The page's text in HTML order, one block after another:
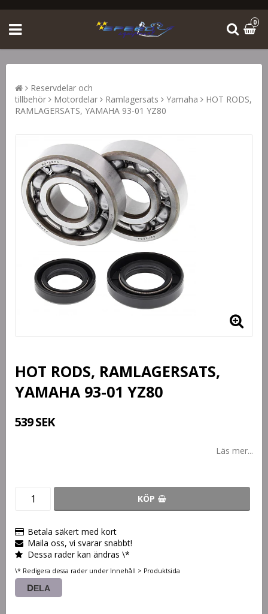
0
Reservdelar och
tillbehör
Motordelar Ramlagersats Yamaha
HOT RODS,
RAMLAGERSATS, YAMAHA 93-01 YZ80
HOT RODS, RAMLAGERSATS,
YAMAHA 93-01 YZ80
539 SEK
Läs mer...
KÖP
Betala säkert med kort
Maila oss, vi svarar snabbt!
Dessa rader kan ändras \*
\* Redigera dessa rader under Innehåll > Produktsida
DELA